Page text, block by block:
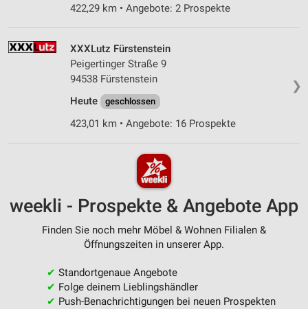
422,29 km • Angebote: 2 Prospekte
❯
XXXLutz Fürstenstein
Peigertinger Straße 9
94538 Fürstenstein
Heute
geschlossen
423,01 km • Angebote: 16 Prospekte
weekli - Prospekte & Angebote App
Finden Sie noch mehr Möbel & Wohnen Filialen &
Öffnungszeiten in unserer App.
✔ Standortgenaue Angebote
✔ Folge deinem Lieblingshändler
✔ Push-Benachrichtigungen bei neuen Prospekten